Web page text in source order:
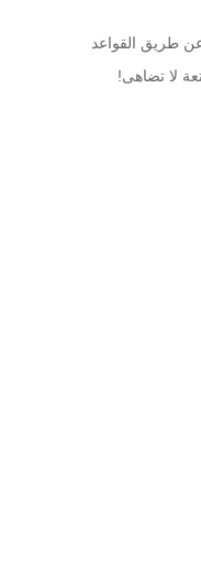
طريق القواعد
لا تضاهى!